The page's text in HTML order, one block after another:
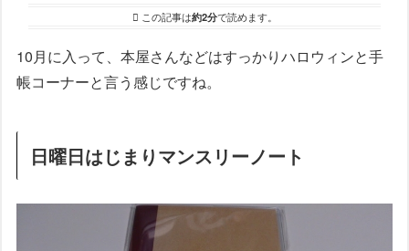
この記事は約2分で読めます。
10月に入って、本屋さんなどはすっかりハロウィンと手
帳コーナーと言う感じですね。
日曜日はじまりマンスリーノート